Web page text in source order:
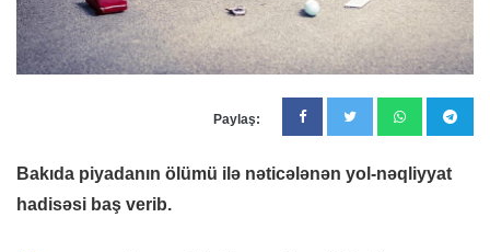
Paylaş:
Bakıda piyadanın ölümü ilə nəticələnən yol-nəqliyyat
hadisəsi baş verib.